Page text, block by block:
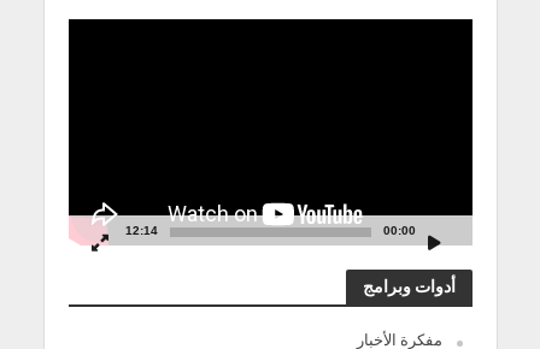
00:00
12:14
أدوات وبرامج
مفكرة الأخبار